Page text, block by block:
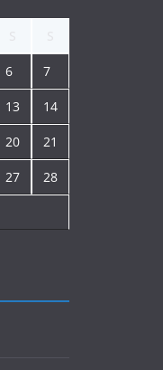
6 7
13 14
20 21
27 28